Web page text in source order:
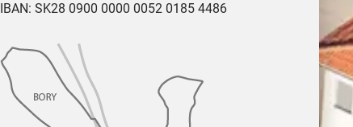
IBAN: SK28 0900 0000 0052 0185 4486